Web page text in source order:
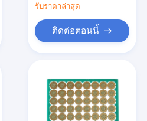
รับราคาล่าสุด
ติดต่อตอนนี้